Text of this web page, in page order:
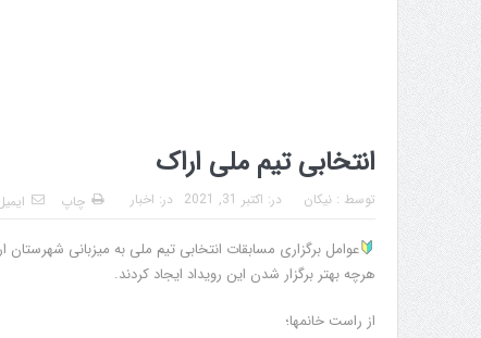
انتخابی تیم ملی اراک
توسط :نیکان در: اکتبر 31, 2021 در: اخبار چاپ
عوامل برگزاری مسابقات انتخابی تیم ملی به میزبانی
هرچه بهتر برگزار شدن این رویداد ایجاد کردند.
از راست خانمها؛